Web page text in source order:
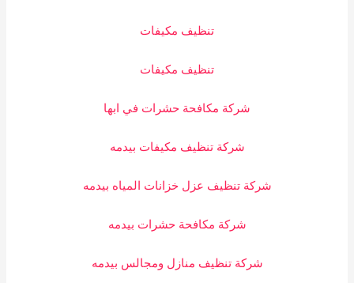
تنظيف مكيفات
تنظيف مكيفات
شركة مكافحة حشرات في ابها
شركة تنظيف مكيفات بيدمه
شركة تنظيف عزل خزانات المياه بيدمه
شركة مكافحة حشرات بيدمه
شركة تنظيف منازل ومجالس بيدمه